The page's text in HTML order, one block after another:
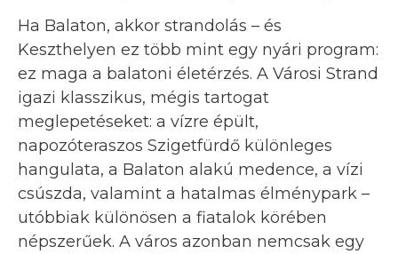
Ha Balaton, akkor strandolás – és
Keszthelyen ez több mint egy nyári program:
ez maga a balatoni életérzés. A Városi Strand
igazi klasszikus, mégis tartogat
meglepetéseket: a vízre épült,
napozóteraszos Szigetfürdő különleges
hangulata, a Balaton alakú medence, a vízi
csúszda, valamint a hatalmas élménypark –
utóbbiak különösen a fiatalok körében
népszerűek. A város azonban nemcsak egy